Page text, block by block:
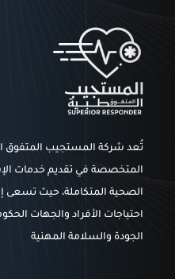
تُعد شركة المستجيب المتفوق
المتخصصة في تقديم خدمات
الصحية المتكاملة، حيث تسعى
احتياجات الأفراد والجهات
الجودة والسلامة المهنية